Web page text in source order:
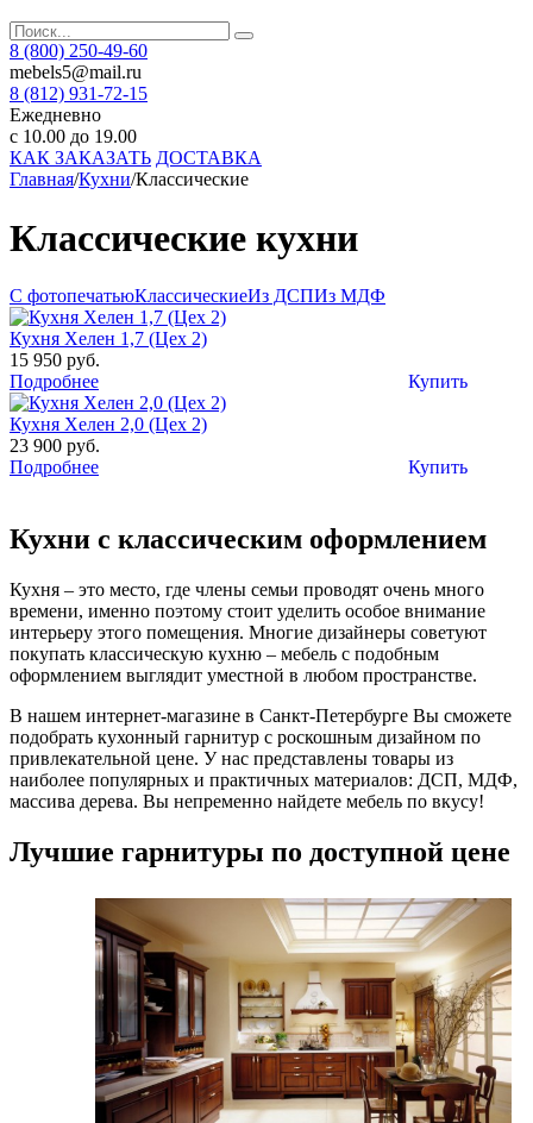
8 (800) 250-49-60
mebels5@mail.ru
8 (812) 931-72-15
Ежедневно
с 10.00 до 19.00
КАК ЗАКАЗАТЬ ДОСТАВКА
Главная/Кухни/Классические
Классические кухни
С фотопечатьюКлассическиеИз ДСПИз МДФ
Кухня Хелен 1,7 (Цех 2)
15 950 руб.
Купить
Подробнее
Кухня Хелен 2,0 (Цех 2)
23 900 руб.
Купить
Подробнее
Кухни с классическим оформлением
Кухня – это место, где члены семьи проводят очень много
времени, именно поэтому стоит уделить особое внимание
интерьеру этого помещения. Многие дизайнеры советуют
покупать классическую кухню – мебель с подобным
оформлением выглядит уместной в любом пространстве.
В нашем интернет-магазине в Санкт-Петербурге Вы сможете
подобрать кухонный гарнитур с роскошным дизайном по
привлекательной цене. У нас представлены товары из
наиболее популярных и практичных материалов: ДСП, МДФ,
массива дерева. Вы непременно найдете мебель по вкусу!
Лучшие гарнитуры по доступной цене